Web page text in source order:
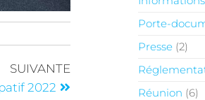
SUIVANTE
2022
Porte-
Presse(2)
Réunion (6)